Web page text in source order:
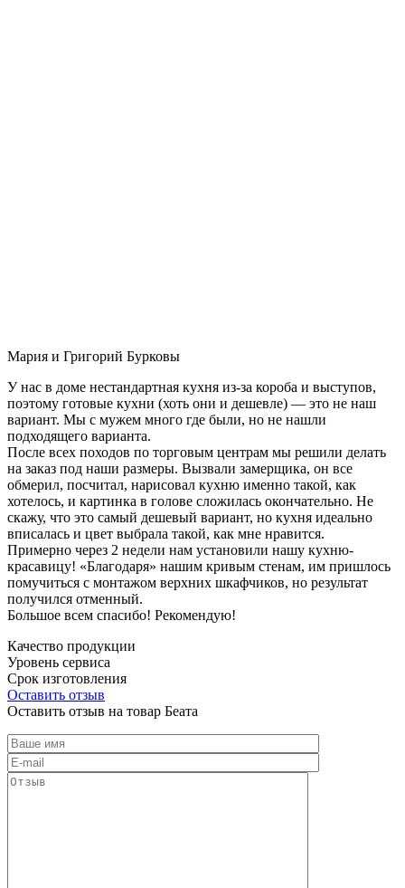
Мария и Григорий Бурковы
У нас в доме нестандартная кухня из-за короба и выступов,
поэтому готовые кухни (хоть они и дешевле) — это не наш
вариант. Мы с мужем много где были, но не нашли
подходящего варианта.
После всех походов по торговым центрам мы решили делать
на заказ под наши размеры. Вызвали замерщика, он все
обмерил, посчитал, нарисовал кухню именно такой, как
хотелось, и картинка в голове сложилась окончательно. Не
скажу, что это самый дешевый вариант, но кухня идеально
вписалась и цвет выбрала такой, как мне нравится.
Примерно через 2 недели нам установили нашу кухню-
красавицу! «Благодаря» нашим кривым стенам, им пришлось
помучиться с монтажом верхних шкафчиков, но результат
получился отменный.
Большое всем спасибо! Рекомендую!
Качество продукции
Уровень сервиса
Срок изготовления
Оставить отзыв
Оставить отзыв на товар Беата